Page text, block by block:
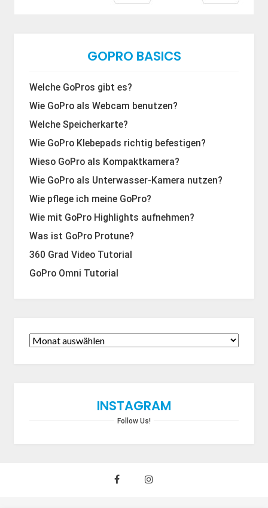
GOPRO BASICS
Welche GoPros gibt es?
Wie GoPro als Webcam benutzen?
Welche Speicherkarte?
Wie GoPro Klebepads richtig befestigen?
Wieso GoPro als Kompaktkamera?
Wie GoPro als Unterwasser-Kamera nutzen?
Wie pflege ich meine GoPro?
Wie mit GoPro Highlights aufnehmen?
Was ist GoPro Protune?
360 Grad Video Tutorial
GoPro Omni Tutorial
INSTAGRAM
Follow Us!